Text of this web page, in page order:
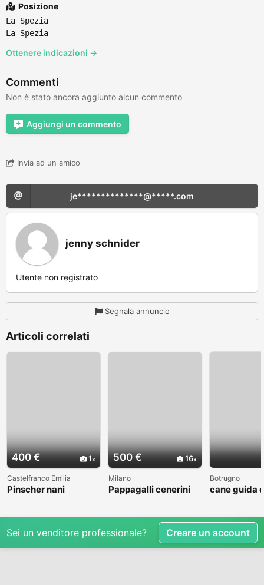
Posizione
La Spezia
La Spezia
Ottenere indicazioni →
Commenti
Non è stato ancora aggiunto alcun commento
Aggiungi un commento
Invia ad un amico
je**************@*****.com
jenny schnider
Utente non registrato
Segnala annuncio
Articoli correlati
400 € 1
Castelfranco Emilia
Pinscher nani
500 € 16
Milano
Pappagalli cenerini
africani in vendita
Botrugno
cane guida
Sei un venditore professionale? Creare un account